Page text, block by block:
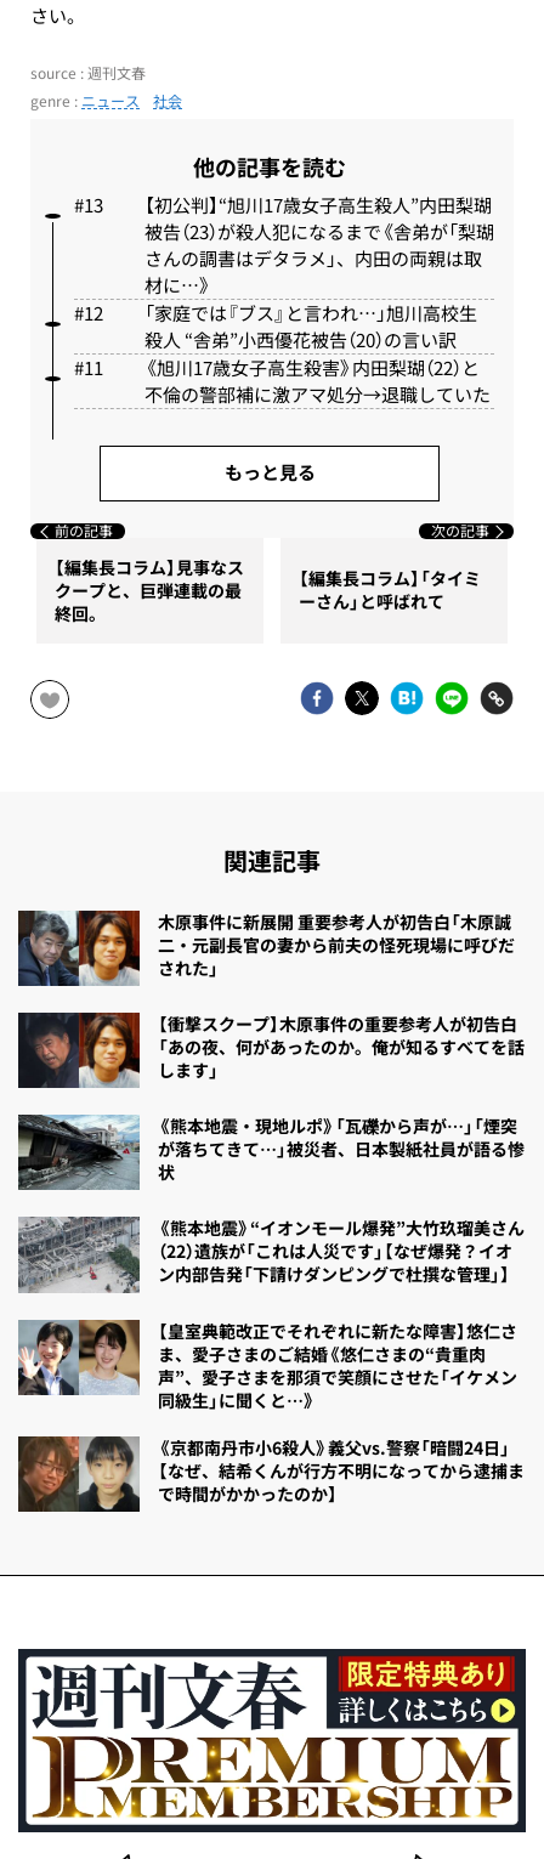
さい。
source : 週刊文春
genre : ニュース 社会
他の記事を読む
【初公判】“旭川17歳女子高生殺人”内田梨瑚
被告（23）が殺人犯になるまで《舎弟が「梨瑚
さんの調書はデタラメ」、内田の両親は取
材に…》
「家庭では『ブス』と言われ…」旭川高校生
殺人 “舎弟”小西優花被告（20）の言い訳
《旭川17歳女子高生殺害》内田梨瑚（22）と
不倫の警部補に激アマ処分→退職していた
もっと見る
前の記事
【編集長コラム】見事なス
クープと、巨弾連載の最
終回。
次の記事
【編集長コラム】「タイミ
ーさん」と呼ばれて
関連記事
木原事件に新展開 重要参考人が初告白「木原誠
二・元副長官の妻から前夫の怪死現場に呼びだ
された」
【衝撃スクープ】木原事件の重要参考人が初告白
「あの夜、何があったのか。俺が知るすべてを話
します」
《熊本地震・現地ルポ》「瓦礫から声が…」「煙突
が落ちてきて…」被災者、日本製紙社員が語る惨
状
《熊本地震》“イオンモール爆発”大竹玖瑠美さん
（22）遺族が「これは人災です」【なぜ爆発？イオ
ン内部告発「下請けダンピングで杜撰な管理」】
【皇室典範改正でそれぞれに新たな障害】悠仁さ
ま、愛子さまのご結婚《悠仁さまの“貴重肉
声”、愛子さまを那須で笑顔にさせた「イケメン
同級生」に聞くと…》
《京都南丹市小6殺人》義父vs.警察「暗闘24日」
【なぜ、結希くんが行方不明になってから逮捕ま
で時間がかかったのか】